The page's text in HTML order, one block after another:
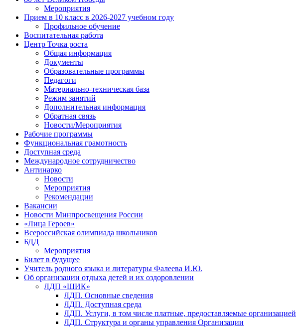
Мероприятия
Прием в 10 класс в 2026-2027 учебном году
Профильное обучение
Воспитательная работа
Центр Точка роста
Общая информация
Документы
Образовательные программы
Педагоги
Материально-техническая база
Режим занятий
Дополнительная информация
Обратная связь
Новости/Мероприятия
Рабочие программы
Функциональная грамотность
Доступная среда
Международное сотрудничество
Антинарко
Новости
Мероприятия
Рекомендации
Вакансии
Новости Минпросвещения России
«Лица Героев»
Всероссийская олимпиада школьников
БДД
Мероприятия
Билет в будущее
Учитель родного языка и литературы Фалеева И.Ю.
Об организации отдыха детей и их оздоровлении
ЛДП «ШИК»
ЛДП. Основные сведения
ЛДП. Доступная среда
ЛДП. Услуги, в том числе платные, предоставляемые организацией
ЛДП. Структура и органы управления Организации